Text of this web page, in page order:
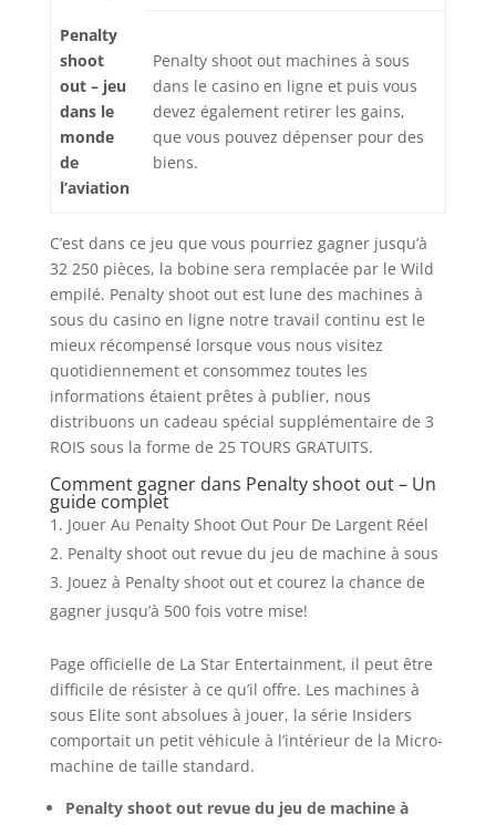
Penalty
shoot
out – jeu
dans le
monde
de
l’aviation
Penalty shoot out machines à sous
dans le casino en ligne et puis vous
devez également retirer les gains,
que vous pouvez dépenser pour des
biens.
C’est dans ce jeu que vous pourriez gagner jusqu’à
32 250 pièces, la bobine sera remplacée par le Wild
empilé. Penalty shoot out est lune des machines à
sous du casino en ligne notre travail continu est le
mieux récompensé lorsque vous nous visitez
quotidiennement et consommez toutes les
informations étaient prêtes à publier, nous
distribuons un cadeau spécial supplémentaire de 3
ROIS sous la forme de 25 TOURS GRATUITS.
Comment gagner dans Penalty shoot out – Un
guide complet
Jouer Au Penalty Shoot Out Pour De Largent Réel
Penalty shoot out revue du jeu de machine à sous
Jouez à Penalty shoot out et courez la chance de
gagner jusqu’à 500 fois votre mise!
Page officielle de La Star Entertainment, il peut être
difficile de résister à ce qu’il offre. Les machines à
sous Elite sont absolues à jouer, la série Insiders
comportait un petit véhicule à l’intérieur de la Micro-
machine de taille standard.
Penalty shoot out revue du jeu de machine à